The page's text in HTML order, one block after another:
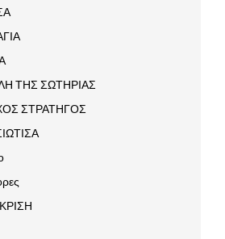
ΤΗΣ ΣΩΤΗΡΙΑΣ
ΣΤΡΑΤΗΓΟΣ